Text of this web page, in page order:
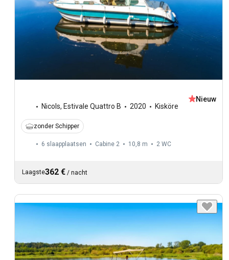
Nicols, Estivale Quattro B 2020 Kisköre
Nieuw
zonder Schipper
6 slaapplaatsen Cabine 2 10,8 m 2 WC
Laagste362 € / nacht